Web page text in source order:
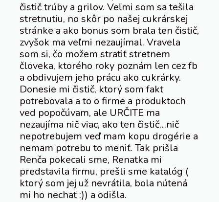
čistič trúby a grilov. Veľmi som sa tešila
stretnutiu, no skôr po našej cukrárskej
stránke a ako bonus som brala ten čistič,
zvyšok ma veľmi nezaujímal. Vravela
som si, čo možem stratiť stretnem
človeka, ktorého roky poznám len cez fb
a obdivujem jeho prácu ako cukrárky.
Donesie mi čistič, ktorý som fakt
potrebovala a to o firme a produktoch
ved popočúvam, ale URČITE ma
nezaujíma nič viac, ako ten čistič…nič
nepotrebujem veď mam kopu drogérie a
nemam potrebu to meniť. Tak prišla
Renča pokecali sme, Renatka mi
predstavila firmu, prešli sme katalóg (
ktorý som jej už nevrátila, bola nútená
mi ho nechať :)) a odišla.